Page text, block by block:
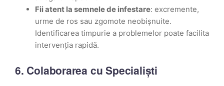
Fii atent la semnele de infestare: excremente,
urme de ros sau zgomote neobișnuite.
Identificarea timpurie a problemelor poate facilita
intervenția rapidă.
6. Colaborarea cu Specialiști